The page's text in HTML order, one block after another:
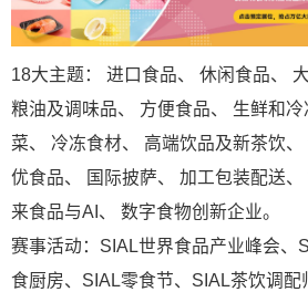
18大主题： 进口食品、 休闲食品、
粮油及调味品、 方便食品、 生鲜和冷
菜、 冷冻食材、 高端饮品及新茶饮
优食品、 国际披萨、 加工包装配送
来食品与AI、 数字食物创新企业。
赛事活动：SIAL世界食品产业峰会、
食厨房、SIAL零食节、SIAL茶饮调配